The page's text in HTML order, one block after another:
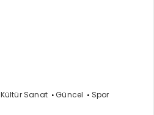
Kültür Sanat Güncel
Spor